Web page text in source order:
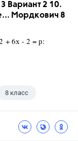
Вариант 2 10.
Мордкович 8
+ 6х - 2 = р:
8 класс